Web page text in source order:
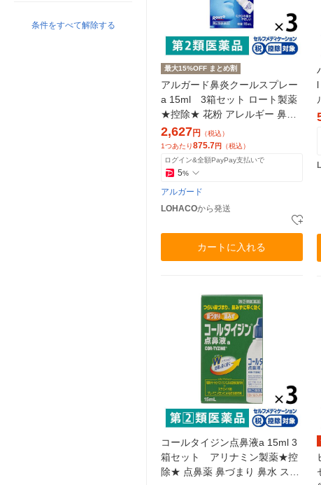
条件をすべて解除する
最大15%OFF まとめ割
アルガード鼻炎クールスプレー
a 15ml 3箱セット ロート製薬
★控除★ 花粉 アレルギー 鼻づ
まり 鼻みず くしゃみ【第2類医
薬品】
2,627円
（税込）
1つあたり875.7円 （税込）
ログイン&全額PayPay支払いで
5%
アルガード
LOHACOから発送
カートに入れる
コールタイジン点鼻液a 15ml 3
箱セット アリナミン製薬★控
除★ 点鼻薬 鼻づまり 鼻水 ステ